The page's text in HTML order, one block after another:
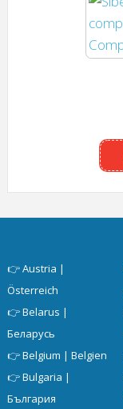
Österreich
👉Belarus |
Беларусь
👉Belgium | Belgien
👉Bulgaria |
България
👉Croatia